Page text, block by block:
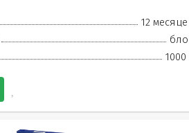
12
1000